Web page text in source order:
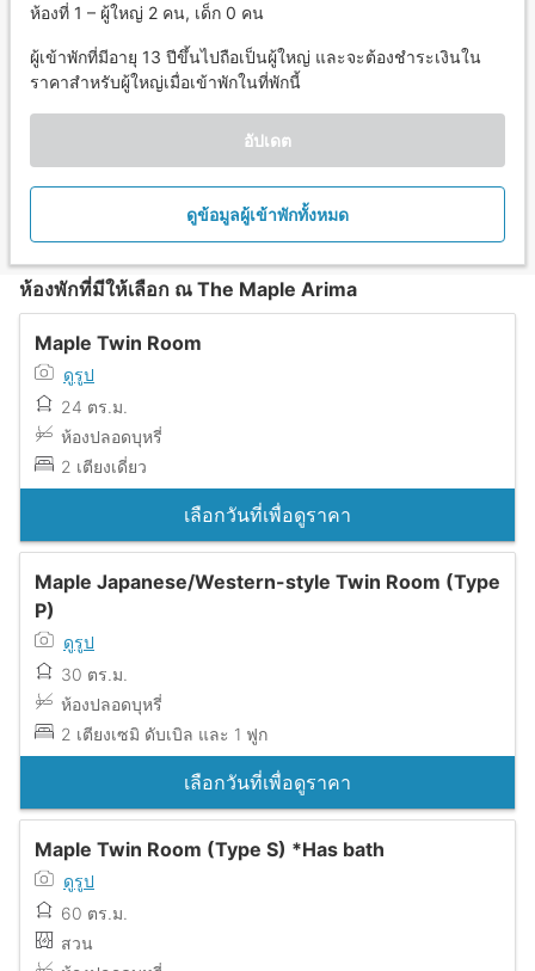
ห้องที่ 1 – ผู้ใหญ่ 2 คน, เด็ก 0 คน
ผู้เข้าพักที่มีอายุ 13 ปีขึ้นไปถือเป็นผู้ใหญ่ และจะต้องชำระเงินใน
ราคาสำหรับผู้ใหญ่เมื่อเข้าพักในที่พักนี้
อัปเดต
ดูข้อมูลผู้เข้าพักทั้งหมด
ห้องพักที่มีให้เลือก ณ The Maple Arima
Maple Twin Room
ดูรูป
24 ตร.ม.
ห้องปลอดบุหรี่
2 เตียงเดี่ยว
เลือกวันที่เพื่อดูราคา
Maple Japanese/Western-style Twin Room (Type
P)
ดูรูป
30 ตร.ม.
ห้องปลอดบุหรี่
2 เตียงเซมิ ดับเบิล และ 1 ฟูก
เลือกวันที่เพื่อดูราคา
Maple Twin Room (Type S) *Has bath
ดูรูป
60 ตร.ม.
สวน